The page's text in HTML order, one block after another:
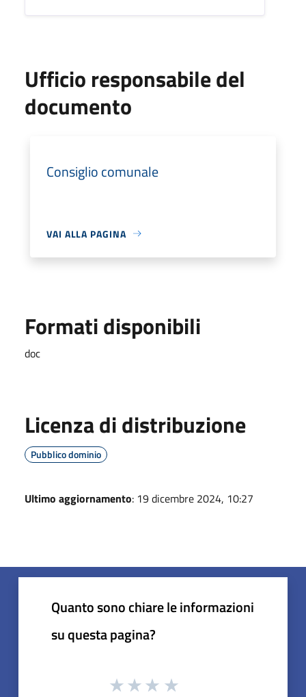
Ufficio responsabile del
documento
Consiglio comunale
VAI ALLA PAGINA
Formati disponibili
doc
Licenza di distribuzione
Pubblico dominio
Ultimo aggiornamento: 19 dicembre 2024, 10:27
Quanto sono chiare le informazioni
su questa pagina?